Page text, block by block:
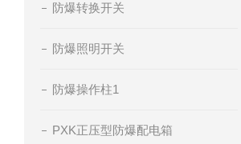
防爆转换开关
防爆照明开关
防爆操作柱1
PXK正压型防爆配电箱